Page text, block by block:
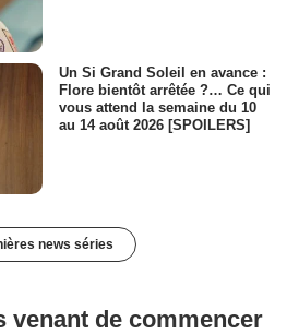
Un Si Grand Soleil en avance :
Flore bientôt arrêtée ?… Ce qui
vous attend la semaine du 10
au 14 août 2026 [SPOILERS]
news séries
venant de commencer